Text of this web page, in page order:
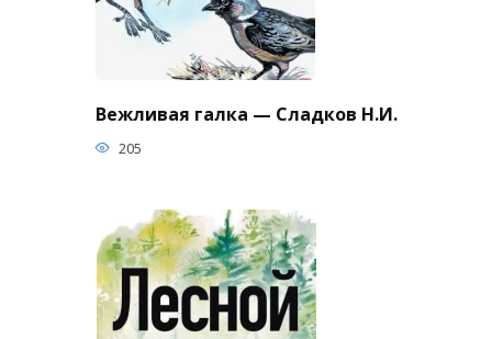
Вежливая галка — Сладков Н.И.
205